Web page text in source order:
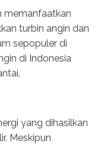
memanfaatkan
turbin angin dan
sepopuler di
di Indonesia
yang dihasilkan
Meskipun